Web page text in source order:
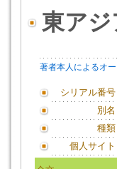
東ア
著者本人によるオ
シリアル番号
別名
種類
個人サイト